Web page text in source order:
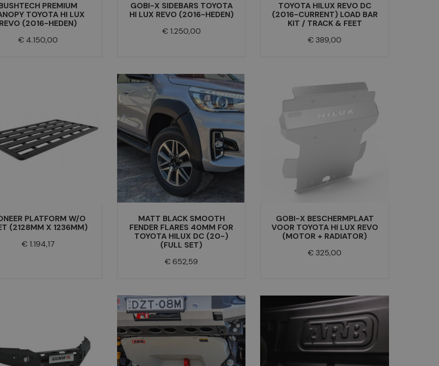
PREMIUM
TOYOTA HI LUX
(2016-HEDEN)
Prijs
€ 4.150,00
GOBI-X SIDEBARS TOYOTA
HI LUX REVO (2016-HEDEN)
Prijs
€ 1.250,00
TOYOTA HILUX REVO DC
(2016-CURRENT) LOAD BAR
KIT / TRACK & FEET
Prijs
€ 389,00
PLATFORM W/O
(2128MM X 1236MM)
Prijs
€ 1.194,17
MATT BLACK SMOOTH
FENDER FLARES 40MM FOR
TOYOTA HILUX DC (20-)
(FULL SET)
Prijs
€ 652,59
GOBI-X BESCHERMPLAAT
VOOR TOYOTA HI LUX REVO
(MOTOR + RADIATOR)
Prijs
€ 325,00